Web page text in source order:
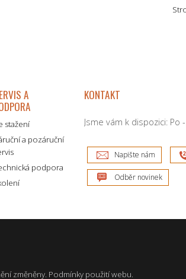
A
stažení
a pozáruční
podpora
KONTAKT
Jsme vám k dispozici: Po
Napište nám
Odběr novinek
změněny. Podmínky použití webu.